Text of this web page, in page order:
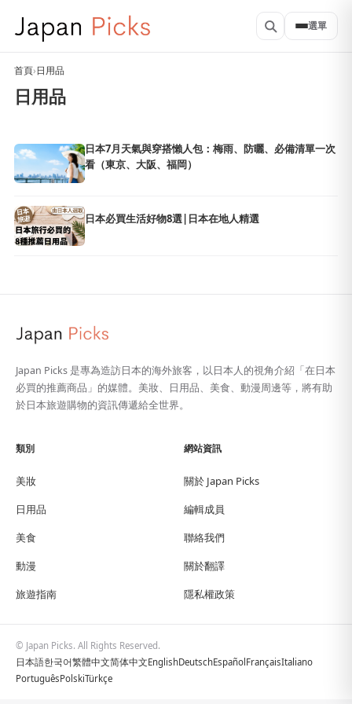
選單
首頁›日用品
日用品
日本7月天氣與穿搭懶人包：梅雨、防曬、必備清單一次
看（東京、大阪、福岡）
日本必買生活好物8選|日本在地人精選
Japan Picks 是專為造訪日本的海外旅客，以日本人的視角介紹「在日本
必買的推薦商品」的媒體。美妝、日用品、美食、動漫周邊等，將有助
於日本旅遊購物的資訊傳遞給全世界。
類別
美妝
日用品
美食
動漫
旅遊指南
網站資訊
關於 Japan Picks
編輯成員
聯絡我們
關於翻譯
隱私權政策
© Japan Picks. All Rights Reserved.
日本語한국어繁體中文简体中文EnglishDeutschEspañolFrançaisItaliano
PortuguêsPolskiTürkçe